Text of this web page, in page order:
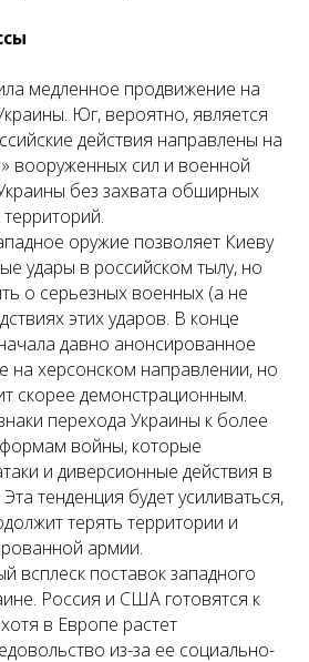
медленное продвижение на
Юг, вероятно, является
действия направлены на
вооруженных сил и военной
без захвата обширных
оружие позволяет Киеву
удары в российском тылу, но
о серьезных военных (а не
этих ударов. В конце
давно анонсированное
на херсонском направлении, но
скорее демонстрационным.
перехода Украины к более
войны, которые
и диверсионные действия в
тенденция будет усиливаться,
терять территории и
армии.
всплеск поставок западного
Россия и США готовятся к
в Европе растет
из-за ее социально-